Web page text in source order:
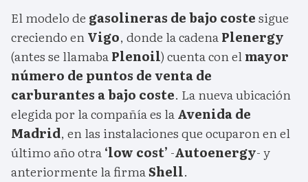
El modelo de gasolineras de bajo costesigue
creciendo enVigo, donde la cadenaPlenergy
(antes se llamabaPlenoil) cuenta con elmayor
número de puntos de venta de
carburantes a bajo coste. La nueva ubicación
elegida por la compañía es laAvenida de
Madrid, en las instalaciones que ocuparon en el
último año otra‘low cost’ -Autoenergy- y
anteriormente la firmaShell.